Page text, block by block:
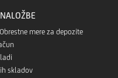
mere za depozite
skladov